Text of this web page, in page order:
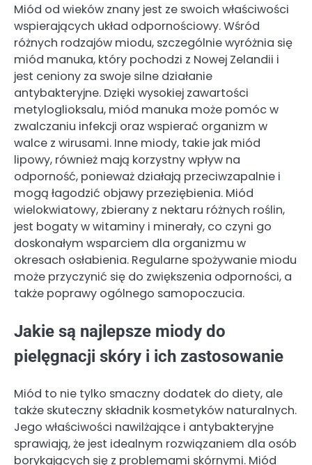
Miód od wieków znany jest ze swoich właściwości
wspierających układ odpornościowy. Wśród
różnych rodzajów miodu, szczególnie wyróżnia się
miód manuka, który pochodzi z Nowej Zelandii i
jest ceniony za swoje silne działanie
antybakteryjne. Dzięki wysokiej zawartości
metyloglioksalu, miód manuka może pomóc w
zwalczaniu infekcji oraz wspierać organizm w
walce z wirusami. Inne miody, takie jak miód
lipowy, również mają korzystny wpływ na
odporność, ponieważ działają przeciwzapalnie i
mogą łagodzić objawy przeziębienia. Miód
wielokwiatowy, zbierany z nektaru różnych roślin,
jest bogaty w witaminy i minerały, co czyni go
doskonałym wsparciem dla organizmu w
okresach osłabienia. Regularne spożywanie miodu
może przyczynić się do zwiększenia odporności, a
także poprawy ogólnego samopoczucia.
Jakie są najlepsze miody do
pielęgnacji skóry i ich zastosowanie
Miód to nie tylko smaczny dodatek do diety, ale
także skuteczny składnik kosmetyków naturalnych.
Jego właściwości nawilżające i antybakteryjne
sprawiają, że jest idealnym rozwiązaniem dla osób
borykających się z problemami skórnymi. Miód